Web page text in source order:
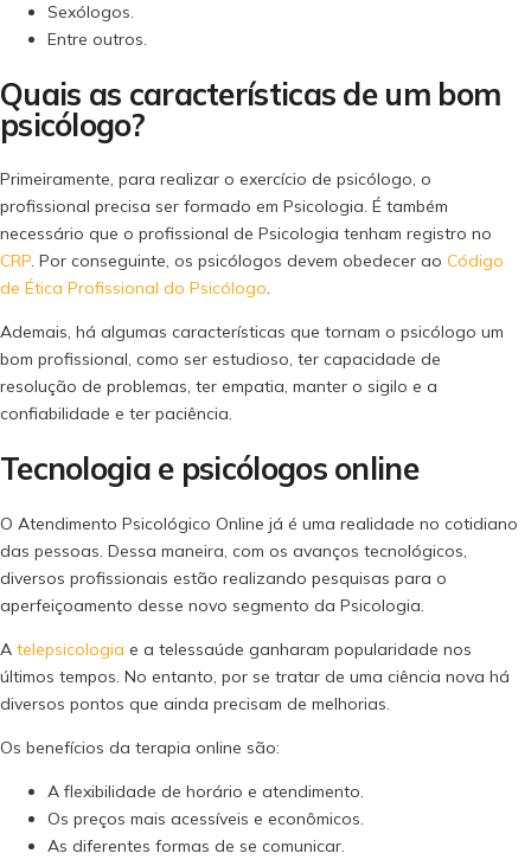
Sexólogos.
Entre outros.
Quais as características de um bom
psicólogo?
Primeiramente, para realizar o exercício de psicólogo, o
profissional precisa ser formado em Psicologia. É também
necessário que o profissional de Psicologia tenham registro no
CRP. Por conseguinte, os psicólogos devem obedecer ao Código
de Ética Profissional do Psicólogo.
Ademais, há algumas características que tornam o psicólogo um
bom profissional, como ser estudioso, ter capacidade de
resolução de problemas, ter empatia, manter o sigilo e a
confiabilidade e ter paciência.
Tecnologia e psicólogos online
O Atendimento Psicológico Online já é uma realidade no cotidiano
das pessoas. Dessa maneira, com os avanços tecnológicos,
diversos profissionais estão realizando pesquisas para o
aperfeiçoamento desse novo segmento da Psicologia.
A telepsicologia e a telessaúde ganharam popularidade nos
últimos tempos. No entanto, por se tratar de uma ciência nova há
diversos pontos que ainda precisam de melhorias.
Os benefícios da terapia online são:
A flexibilidade de horário e atendimento.
Os preços mais acessíveis e econômicos.
As diferentes formas de se comunicar.